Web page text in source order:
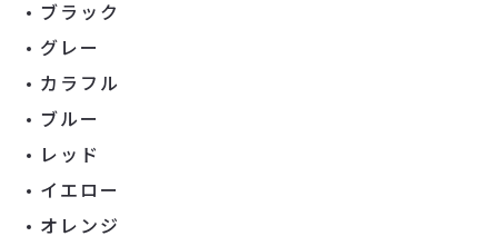
ブラック
グレー
カラフル
ブルー
レッド
イエロー
オレンジ